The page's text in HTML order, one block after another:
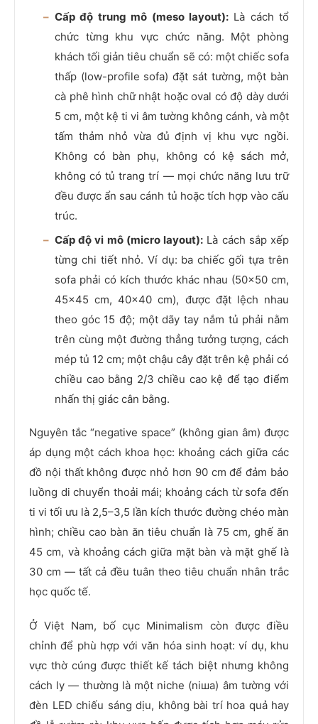
Cấp độ trung mô (meso layout):Là cách tổ
chức từng khu vực chức năng. Một phòng
khách tối giản tiêu chuẩn sẽ có: một chiếc sofa
thấp (low-profile sofa) đặt sát tường, một bàn
cà phê hình chữ nhật hoặc oval có độ dày dưới
5 cm, một kệ ti vi âm tường không cánh, và một
tấm thảm nhỏ vừa đủ định vị khu vực ngồi.
Không có bàn phụ, không có kệ sách mở,
không có tủ trang trí — mọi chức năng lưu trữ
đều được ẩn sau cánh tủ hoặc tích hợp vào cấu
trúc.
Cấp độ vi mô (micro layout): Là cách sắp xếp
từng chi tiết nhỏ. Ví dụ: ba chiếc gối tựa trên
sofa phải có kích thước khác nhau (50x50 cm,
45x45 cm, 40x40 cm), được đặt lệch nhau
theo góc 15 độ; một dãy tay nắm tủ phải nằm
trên cùng một đường thẳng tưởng tượng, cách
mép tủ 12 cm; một chậu cây đặt trên kệ phải có
chiều cao bằng 2/3 chiều cao kệ để tạo điểm
nhấn thị giác cân bằng.
Nguyên tắc “negative space” (không gian âm) được
áp dụng một cách khoa học: khoảng cách giữa các
đồ nội thất không được nhỏ hơn 90 cm để đảm bảo
luồng di chuyển thoải mái; khoảng cách từ sofa đến
ti vi tối ưu là 2,5–3,5 lần kích thước đường chéo màn
hình; chiều cao bàn ăn tiêu chuẩn là 75 cm, ghế ăn
45 cm, và khoảng cách giữa mặt bàn và mặt ghế là
30 cm — tất cả đều tuân theo tiêu chuẩn nhân trắc
học quốc tế.
Ở Việt Nam, bố cục Minimalism còn được điều
chỉnh để phù hợp với văn hóa sinh hoạt: ví dụ, khu
vực thờ cúng được thiết kế tách biệt nhưng không
cách ly — thường là một niche (niша) âm tường với
đèn LED chiếu sáng dịu, không bài trí hoa quả hay